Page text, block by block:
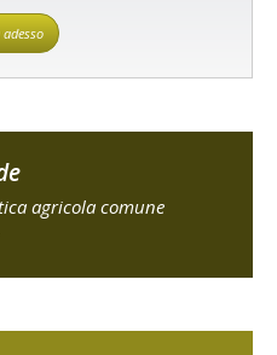
adesso
agricola comune